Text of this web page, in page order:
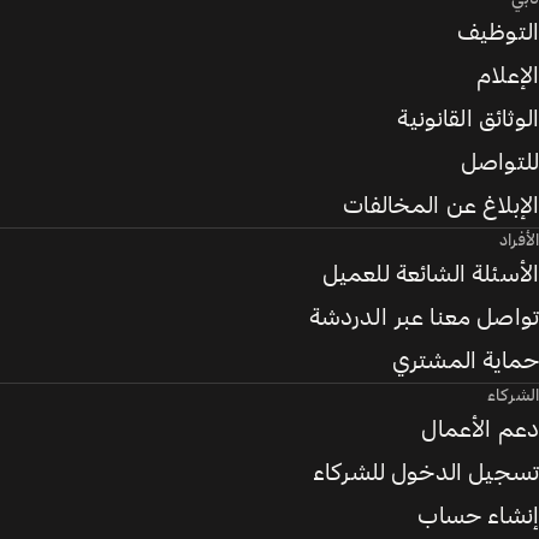
التوظيف
الإعلام
الوثائق القانونية
للتواصل
الإبلاغ عن المخالفات
الأفراد
الأسئلة الشائعة للعميل
تواصل معنا عبر الدردشة
حماية المشتري
الشركاء
دعم الأعمال
تسجيل الدخول للشركاء
إنشاء حساب